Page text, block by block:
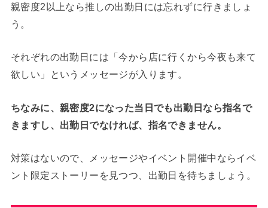
親密度2以上なら推しの出勤日には忘れずに行きましょ
う。
それぞれの出勤日には「今から店に行くから今夜も来て
欲しい」というメッセージが入ります。
ちなみに、親密度2になった当日でも出勤日なら指名で
きますし、出勤日でなければ、指名できません。
対策はないので、メッセージやイベント開催中ならイベ
ント限定ストーリーを見つつ、出勤日を待ちましょう。